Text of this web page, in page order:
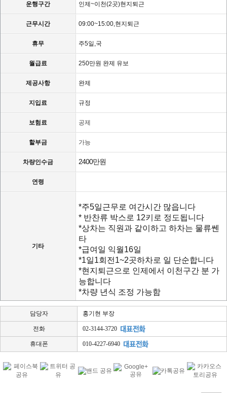
운행구간 인제~이천(2곳)현지퇴근
근무시간 09:00~15:00,현지퇴근
휴무 주5일,국
월급료 250만원 완제 유보
제공사항 완제
지입료 규정
보험료 공제
할부금 가능
차량인수금 2400만원
연령
기타
*주5일근무로 여간시간 많읍니다
* 반찬류 박스로 12키로 정도됩니다
*상차는 직원과 같이하고 하차는 물류쎈
타
*급여일 익월16일
*1일1회전1~2곳하차로 일 단순합니다
*현지퇴근으로 인제에서 이천구간 분 가
능합니다
*차량 년식 조정 가능함
담당자 홍기현 부장
전화 02-3144-3720
휴대폰 010-4227-6940